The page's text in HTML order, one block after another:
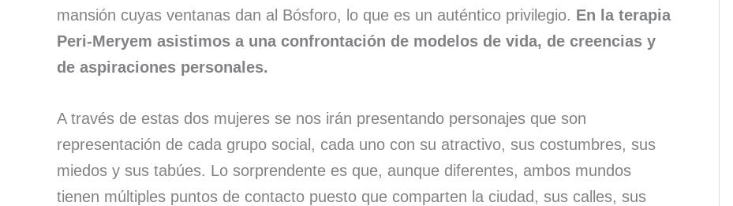
mansión cuyas ventanas dan al Bósforo, lo que es un auténtico privilegio. En la terapia
Peri-Meryem asistimos a una confrontación de modelos de vida, de creencias y
de aspiraciones personales.
A través de estas dos mujeres se nos irán presentando personajes que son
representación de cada grupo social, cada uno con su atractivo, sus costumbres, sus
miedos y sus tabúes. Lo sorprendente es que, aunque diferentes, ambos mundos
tienen múltiples puntos de contacto puesto que comparten la ciudad, sus calles, sus